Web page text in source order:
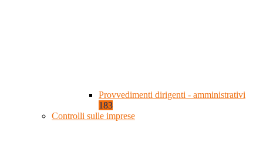
Provvedimenti dirigenti - amministrativi
183
Controlli sulle imprese